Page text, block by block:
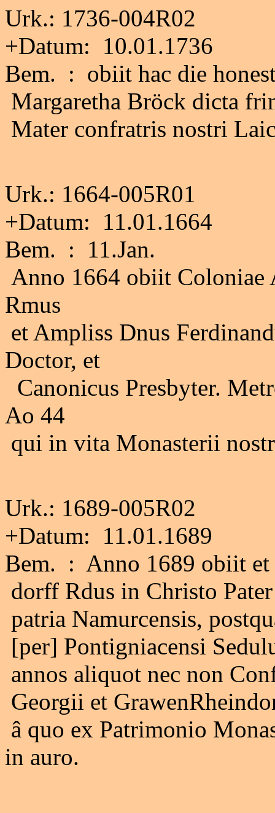
Urk.: 1736-004R02
+Datum: 10.01.1736
Bem. : obiit hac die
Margaretha Bröck dicta
Mater confratris nostri
Urk.: 1664-005R01
+Datum: 11.01.1664
Bem. : 11.Jan.
Anno 1664 obiit Coloniae
Rmus
et Ampliss Dnus
Doctor, et
Canonicus Presbyter.
Ao 44
qui in vita Monasterii
Urk.: 1689-005R02
+Datum: 11.01.1689
Bem. : Anno 1689 obiit et
dorff Rdus in Christo
patria Namurcensis,
[per] Pontigniacensi
annos aliquot nec non
Georgii et
â quo ex Patrimonio
in auro.